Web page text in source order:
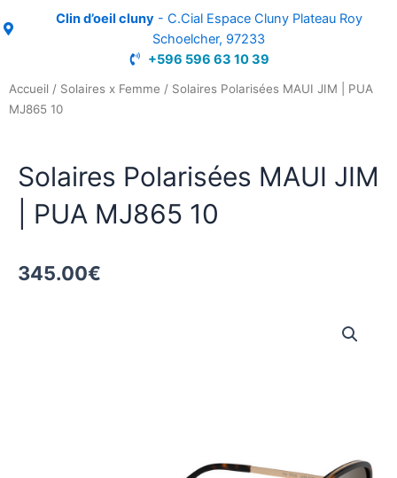
Clin d’oeil cluny- C.Cial Espace Cluny Plateau Roy
Schoelcher, 97233
+596 596 63 10 39
Accueil / Solaires x Femme / Solaires Polarisées MAUI JIM | PUA
MJ865 10
Solaires Polarisées MAUI JIM
| PUA MJ865 10
345.00€